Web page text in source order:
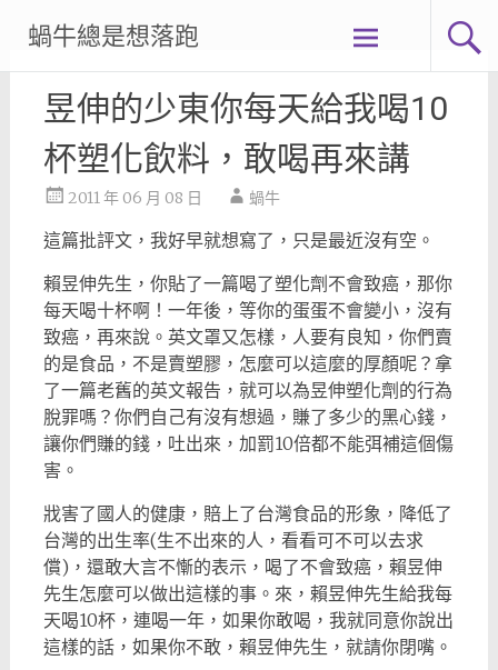
content
蝸牛總是想落跑
昱伸的少東你每天給我喝10
杯塑化飲料，敢喝再來講
2011 年 06 月 08 日 蝸牛
這篇批評文，我好早就想寫了，只是最近沒有空。
賴昱伸先生，你貼了一篇喝了塑化劑不會致癌，那你
每天喝十杯啊！一年後，等你的蛋蛋不會變小，沒有
致癌，再來說。 英文罩又怎樣，人要有良知，你們賣
的是食品，不是賣塑膠，怎麼可以這麼的厚顏呢？拿
了一篇老舊的英文報告，就可以為昱伸塑化劑的行為
脫罪嗎？你們自己有沒有想過，賺了多少的黑心錢，
讓你們賺的錢，吐出來，加罰10倍都不能弭補這個傷
害。
戕害了國人的健康，賠上了台灣食品的形象，降低了
台灣的出生率(生不出來的人，看看可不可以去求
償)，還敢大言不慚的表示，喝了不會致癌，賴昱伸
先生怎麼可以做出這樣的事。來，賴昱伸先生給我每
天喝10杯，連喝一年，如果你敢喝，我就同意你說出
這樣的話，如果你不敢，賴昱伸先生，就請你閉嘴。